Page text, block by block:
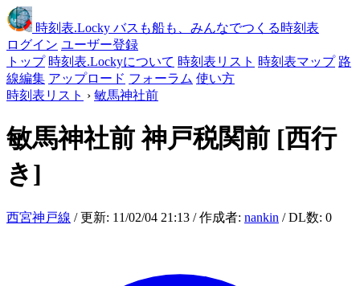
時刻表.Locky バスも船も、みんなでつくる時刻表
ログイン ユーザー登録
トップ 時刻表.Lockyについて 時刻表リスト 時刻表マップ 路
線編集 アップロード フォーラム 使い方
時刻表リスト › 敏馬神社前
敏馬神社前神戸税関前 [西行
き]
西宮神戸線 / 更新: 11/02/04 21:13 / 作成者: nankin / DL数: 0